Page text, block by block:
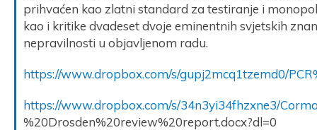
prihvaćen kao zlatni standard za testiranje i
kao i kritike dvadeset dvoje eminentnih svjetskih
nepravilnosti u objavljenom radu.
https://www.dropbox.com/s/gupj2mcq1tzemd0/
https://www.dropbox.com/s/34n3yi34fhzxne3/
%20Drosden%20review%20report.docx?dl=0